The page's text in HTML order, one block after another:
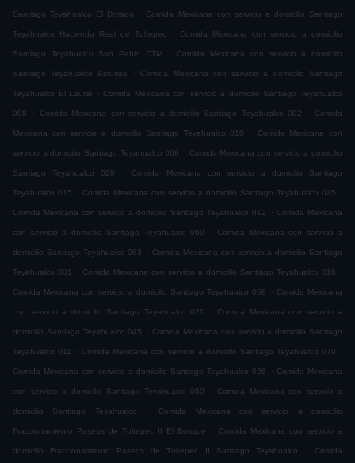
Santiago Teyahualco El Dorado . Comida Mexicana con servicio a domicilio Santiago
Teyahualco Hacienda Real de Tultepec . Comida Mexicana con servicio a domicilio
Santiago Teyahualco San Pablo CTM . Comida Mexicana con servicio a domicilio
Santiago Teyahualco Asturias . Comida Mexicana con servicio a domicilio Santiago
Teyahualco El Laurel . Comida Mexicana con servicio a domicilio Santiago Teyahualco
008 . Comida Mexicana con servicio a domicilio Santiago Teyahualco 002 . Comida
Mexicana con servicio a domicilio Santiago Teyahualco 010 . Comida Mexicana con
servicio a domicilio Santiago Teyahualco 066 . Comida Mexicana con servicio a domicilio
Santiago Teyahualco 028 . Comida Mexicana con servicio a domicilio Santiago
Teyahualco 015 . Comida Mexicana con servicio a domicilio Santiago Teyahualco 025 .
Comida Mexicana con servicio a domicilio Santiago Teyahualco 012 . Comida Mexicana
con servicio a domicilio Santiago Teyahualco 069 . Comida Mexicana con servicio a
domicilio Santiago Teyahualco 063 . Comida Mexicana con servicio a domicilio Santiago
Teyahualco 001 . Comida Mexicana con servicio a domicilio Santiago Teyahualco 016 .
Comida Mexicana con servicio a domicilio Santiago Teyahualco 068 . Comida Mexicana
con servicio a domicilio Santiago Teyahualco 021 . Comida Mexicana con servicio a
domicilio Santiago Teyahualco 045 . Comida Mexicana con servicio a domicilio Santiago
Teyahualco 011 . Comida Mexicana con servicio a domicilio Santiago Teyahualco 070 .
Comida Mexicana con servicio a domicilio Santiago Teyahualco 026 . Comida Mexicana
con servicio a domicilio Santiago Teyahualco 050 . Comida Mexicana con servicio a
domicilio Santiago Teyahualco . Comida Mexicana con servicio a domicilio
Fraccionamiento Paseos de Tultepec II El Bosque . Comida Mexicana con servicio a
domicilio Fraccionamiento Paseos de Tultepec II Santiago Teyahualco . Comida